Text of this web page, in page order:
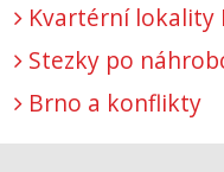
Kvartérní lokality
Stezky po
Brno a konflikty